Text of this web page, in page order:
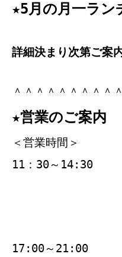
★5月の月一ラン
詳細決まり次第ご案
＾＾＾＾＾＾＾＾＾
★営業のご案内
＜営業時間＞
11：30～14:30
17:00～21:00